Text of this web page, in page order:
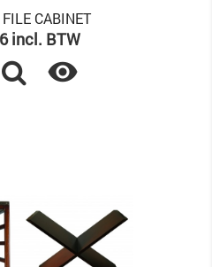
CABINET
incl. BTW
